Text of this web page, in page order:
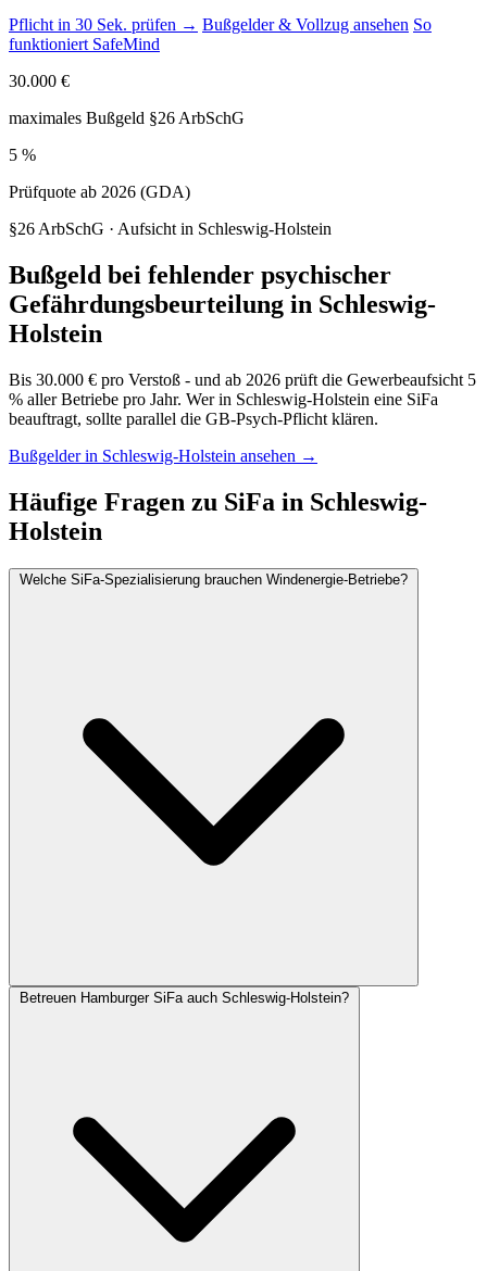
Pflicht in 30 Sek. prüfen → Bußgelder & Vollzug ansehen So
funktioniert SafeMind
30.000 €
maximales Bußgeld §26 ArbSchG
5 %
Prüfquote ab 2026 (GDA)
§26 ArbSchG · Aufsicht in Schleswig-Holstein
Bußgeld bei fehlender psychischer
Gefährdungsbeurteilung in Schleswig-
Holstein
Bis 30.000 € pro Verstoß - und ab 2026 prüft die Gewerbeaufsicht 5
% aller Betriebe pro Jahr. Wer in Schleswig-Holstein eine SiFa
beauftragt, sollte parallel die GB-Psych-Pflicht klären.
Bußgelder in Schleswig-Holstein ansehen →
Häufige Fragen zu SiFa in Schleswig-
Holstein